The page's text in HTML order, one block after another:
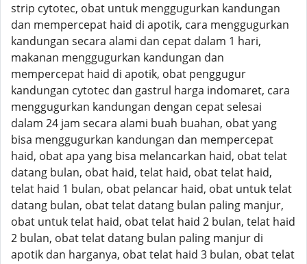
strip cytotec, obat untuk menggugurkan kandungan
dan mempercepat haid di apotik, cara menggugurkan
kandungan secara alami dan cepat dalam 1 hari,
makanan menggugurkan kandungan dan
mempercepat haid di apotik, obat penggugur
kandungan cytotec dan gastrul harga indomaret, cara
menggugurkan kandungan dengan cepat selesai
dalam 24 jam secara alami buah buahan, obat yang
bisa menggugurkan kandungan dan mempercepat
haid, obat apa yang bisa melancarkan haid, obat telat
datang bulan, obat haid, telat haid, obat telat haid,
telat haid 1 bulan, obat pelancar haid, obat untuk telat
datang bulan, obat telat datang bulan paling manjur,
obat untuk telat haid, obat telat haid 2 bulan, telat haid
2 bulan, obat telat datang bulan paling manjur di
apotik dan harganya, obat telat haid 3 bulan, obat telat